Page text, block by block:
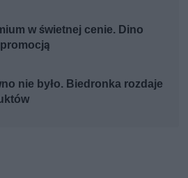
w świetnej cenie. Dino
nie było. Biedronka rozdaje